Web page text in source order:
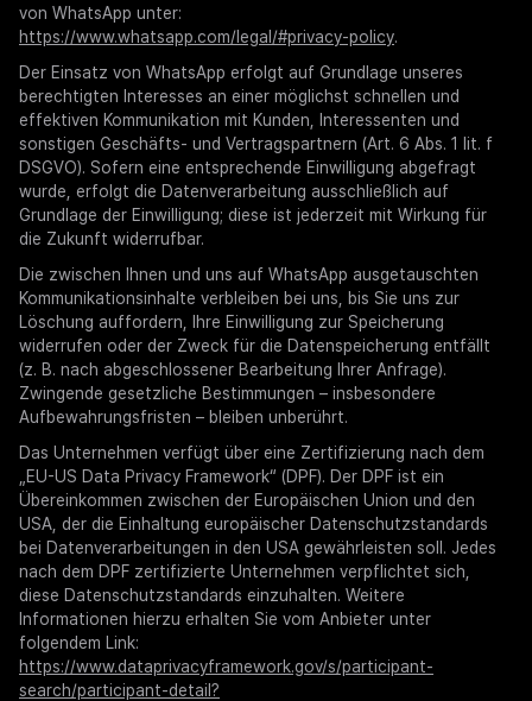
von WhatsApp unter:
https://www.whatsapp.com/legal/#privacy-policy.
Der Einsatz von WhatsApp erfolgt auf Grundlage unseres
berechtigten Interesses an einer möglichst schnellen und
effektiven Kommunikation mit Kunden, Interessenten und
sonstigen Geschäfts- und Vertragspartnern (Art. 6 Abs. 1 lit. f
DSGVO). Sofern eine entsprechende Einwilligung abgefragt
wurde, erfolgt die Datenverarbeitung ausschließlich auf
Grundlage der Einwilligung; diese ist jederzeit mit Wirkung für
die Zukunft widerrufbar.
Die zwischen Ihnen und uns auf WhatsApp ausgetauschten
Kommunikationsinhalte verbleiben bei uns, bis Sie uns zur
Löschung auffordern, Ihre Einwilligung zur Speicherung
widerrufen oder der Zweck für die Datenspeicherung entfällt
(z. B. nach abgeschlossener Bearbeitung Ihrer Anfrage).
Zwingende gesetzliche Bestimmungen – insbesondere
Aufbewahrungsfristen – bleiben unberührt.
Das Unternehmen verfügt über eine Zertifizierung nach dem
„EU-US Data Privacy Framework“ (DPF). Der DPF ist ein
Übereinkommen zwischen der Europäischen Union und den
USA, der die Einhaltung europäischer Datenschutzstandards
bei Datenverarbeitungen in den USA gewährleisten soll. Jedes
nach dem DPF zertifizierte Unternehmen verpflichtet sich,
diese Datenschutzstandards einzuhalten. Weitere
Informationen hierzu erhalten Sie vom Anbieter unter
folgendem Link:
https://www.dataprivacyframework.gov/s/participant-
search/participant-detail?